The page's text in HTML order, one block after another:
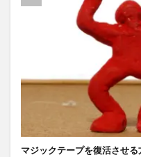
マジックテープを復活させ